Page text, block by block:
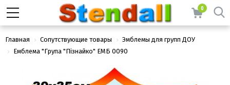
0
Главная Сопутствующие товары
Эмблемы для групп ДОУ
Емблема "Група "Пізнайко" ЕМБ 0090